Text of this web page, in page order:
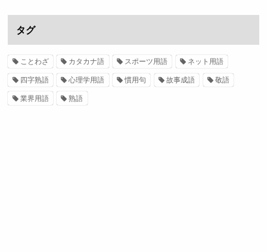
タグ
ことわざ カタカナ語 スポーツ用語 ネット用語
四字熟語 心理学用語 慣用句 故事成語 敬語
業界用語 熟語